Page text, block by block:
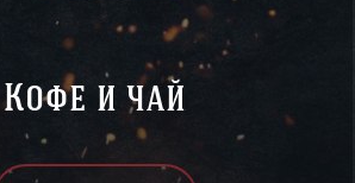
Кофе и чай